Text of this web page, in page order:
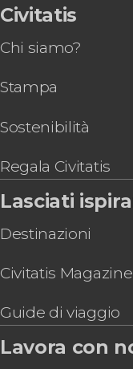
Gastronomia ed
Tour di Harry
Autobus
Autobus
Pub Crawl, tour
Tour di 2 giorni
Civitatis
Chi siamo?
Stampa
Sostenibilità
Regala Civitatis
Lasciati
Destinazioni
Civitatis Magazine
Guide di viaggio
Lavora con